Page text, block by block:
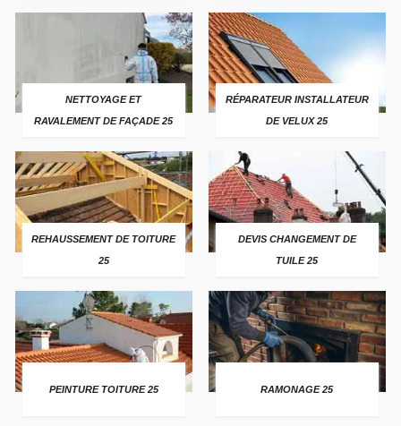
NETTOYAGE ET
RAVALEMENT DE FAÇADE 25
RÉPARATEUR INSTALLATEUR
DE VELUX 25
REHAUSSEMENT DE TOITURE
25
DEVIS CHANGEMENT DE
TUILE 25
PEINTURE TOITURE 25 RAMONAGE 25